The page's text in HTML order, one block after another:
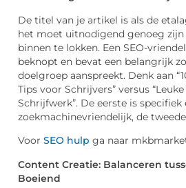
De titel van je artikel is als de
het moet uitnodigend genoeg
binnen te lokken. Een SEO-
beknopt en bevat een belangrijk
doelgroep aanspreekt. Denk aan
Tips voor Schrijvers” versus
Schrijfwerk”. De eerste is specifiek
zoekmachinevriendelijk, de
Voor SEO hulp ga naar
Content Creatie: Balanceren
Boeiend